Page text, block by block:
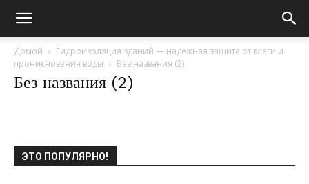
Домой
Гидроизоляция зданий — надежная защита от влаги и
проникновения воды
Без названия (2)
Без названия (2)
ЭТО ПОПУЛЯРНО!